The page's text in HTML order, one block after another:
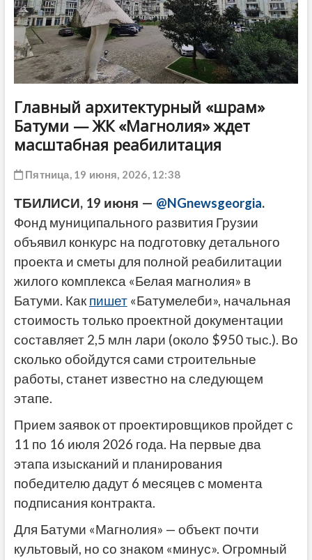
Главный архитектурный «шрам»
Батуми — ЖК «Магнолия» ждет
масштабная реабилитация
Пятница, 19 июня, 2026, 12:38
ТБИЛИСИ, 19 июня — @NGnewsgeorgia.
Фонд муниципального развития Грузии
объявил конкурс на подготовку детального
проекта и сметы для полной реабилитации
жилого комплекса «Белая магнолия» в
Батуми. Как пишет«Батумелеби», начальная
стоимость только проектной документации
составляет 2,5 млн лари (около $950 тыс.). Во
сколько обойдутся сами строительные
работы, станет известно на следующем
этапе.
Прием заявок от проектировщиков пройдет с
11 по 16 июля 2026 года. На первые два
этапа изысканий и планирования
победителю дадут 6 месяцев с момента
подписания контракта.
Для Батуми «Магнолия» — объект почти
культовый, но со знаком «минус». Огромный